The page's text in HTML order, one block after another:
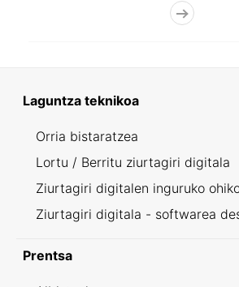
Laguntza teknikoa
Orria bistaratzea
Lortu / Berritu ziurtagiri digitala
Ziurtagiri digitalen inguruko
Ziurtagiri digitala - softwarea
Prentsa